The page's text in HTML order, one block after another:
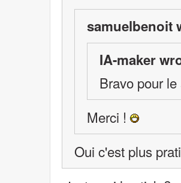
samuelbenoit
IA-maker
Bravo pour
Merci !
Oui c'est plus